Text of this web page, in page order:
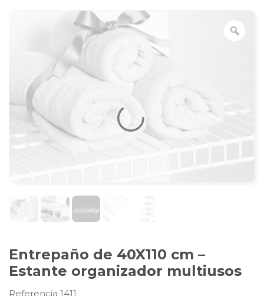
Entrepaño de 40X110 cm –
Estante organizador multiusos
Referencia 1411